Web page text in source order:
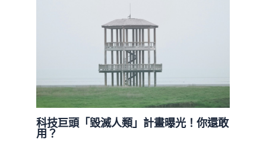
科技巨頭「毀滅人類」計畫曝光！你還敢
用？